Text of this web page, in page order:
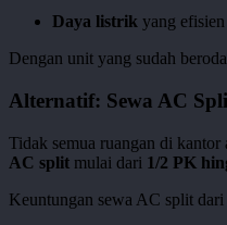
Daya listrik yang
Dengan unit yang sudah
Alternatif: Sewa AC
Tidak semua ruangan di
AC split mulai dari 1/2 PK
Keuntungan sewa AC split